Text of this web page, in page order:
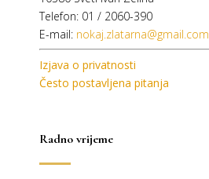
Telefon: 01 / 2060-390
E-mail: nokaj.zlatarna@gmail.com
Izjava o privatnosti
Često postavljena pitanja
Radno vrijeme